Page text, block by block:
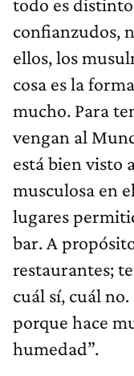
todo es
confianzudos,
ellos, los
cosa es la
mucho. Para
vengan al
está bien visto
musculosa en
lugares
bar. A
restaurantes;
cuál sí, cuál
porque hace
humedad”.